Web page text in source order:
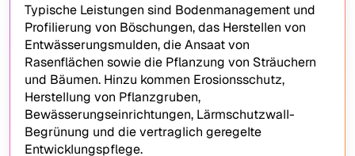
Typische Leistungen sind Bodenmanagement und
Profilierung von Böschungen, das Herstellen von
Entwässerungsmulden, die Ansaat von
Rasenflächen sowie die Pflanzung von Sträuchern
und Bäumen. Hinzu kommen Erosionsschutz,
Herstellung von Pflanzgruben,
Bewässerungseinrichtungen, Lärmschutzwall-
Begrünung und die vertraglich geregelte
Entwicklungspflege.